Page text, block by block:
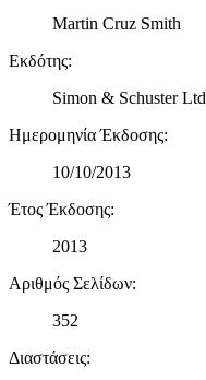
Martin Cruz Smith
Εκδότης:
Simon & Schuster Ltd
Ημερομηνία Έκδοσης:
10/10/2013
Έτος Έκδοσης:
2013
Αριθμός Σελίδων:
352
Διαστάσεις: